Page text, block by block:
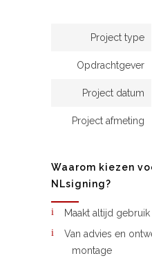
Project type
Opdrachtgever
Project datum
Project afmeting
Waarom kiezen
NLsigning?
Maakt altijd
Van advies en
montage